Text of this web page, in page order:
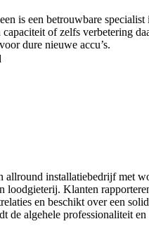
is een betrouwbare
capaciteit of zelfs verbetering
dure nieuwe accu’s.
installatiebedrijf met
Klanten
en beschikt over een
de algehele professionaliteit